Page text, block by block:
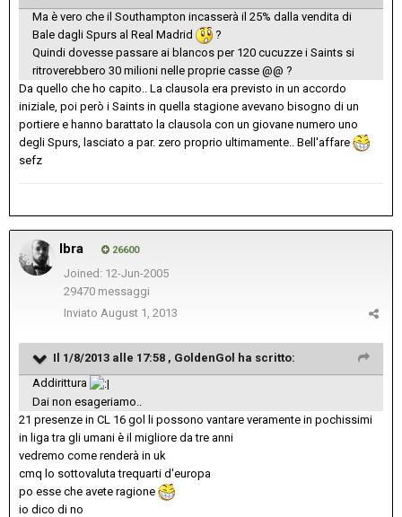
Ma è vero che il Southampton incasserà il 25% dalla vendita di
Bale dagli Spurs al Real Madrid
?
Quindi dovesse passare ai blancos per 120 cucuzze i Saints si
ritroverebbero 30 milioni nelle proprie casse @@ ?
Da quello che ho capito.. La clausola era previsto in un accordo
iniziale, poi però i Saints in quella stagione avevano bisogno di un
portiere e hanno barattato la clausola con un giovane numero uno
degli Spurs, lasciato a par. zero proprio ultimamente.. Bell'affare
sefz
Ibra 26600
Joined: 12-Jun-2005
29470 messaggi
Inviato August 1, 2013
Il 1/8/2013 alle 17:58 , GoldenGol ha scritto:
Addirittura
Dai non esageriamo..
21 presenze in CL 16 gol li possono vantare veramente in pochissimi
in liga tra gli umani è il migliore da tre anni
vedremo come renderà in uk
cmq lo sottovaluta trequarti d'europa
po esse che avete ragione
io dico di no